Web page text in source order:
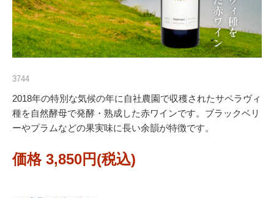
3744
2018年の特別な気候の年に自社農園で収穫されたサペラヴィ
種を自然酵母で発酵・熟成した赤ワインです。ブラックベリ
ーやプラムなどの果実味に長い余韻が特徴です。
価格 3,850円(税込)